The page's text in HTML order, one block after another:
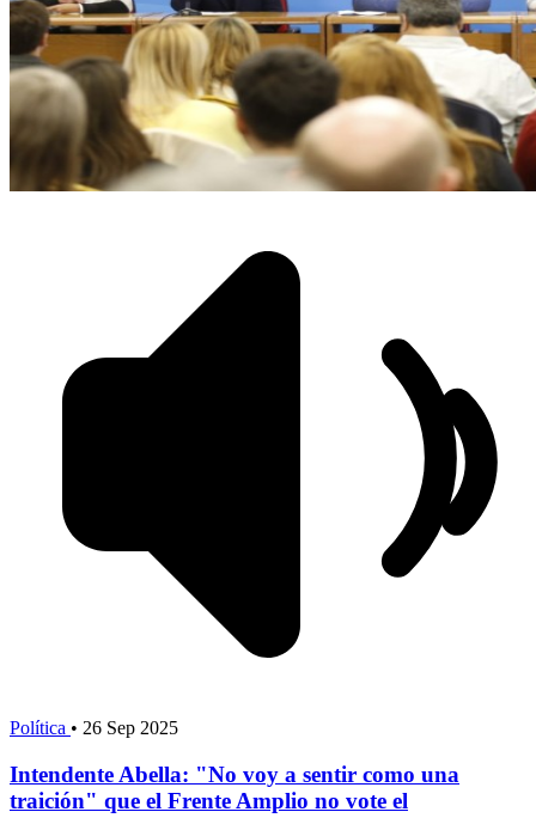
Política • 26 Sep 2025
Intendente Abella: "No voy a sentir como una
traición" que el Frente Amplio no vote el